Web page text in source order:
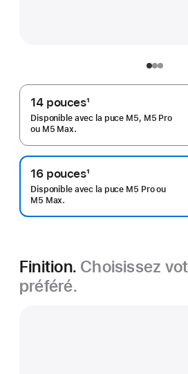
14 pouces
Note
de
bas
de
page
1
Disponible avec la puce M5, M5 Pro
ou M5 Max.
16 pouces
Note
de
bas
1
Disponible avec la puce M5 Pro ou
M5 Max.
Finition. Choisissez
préféré.